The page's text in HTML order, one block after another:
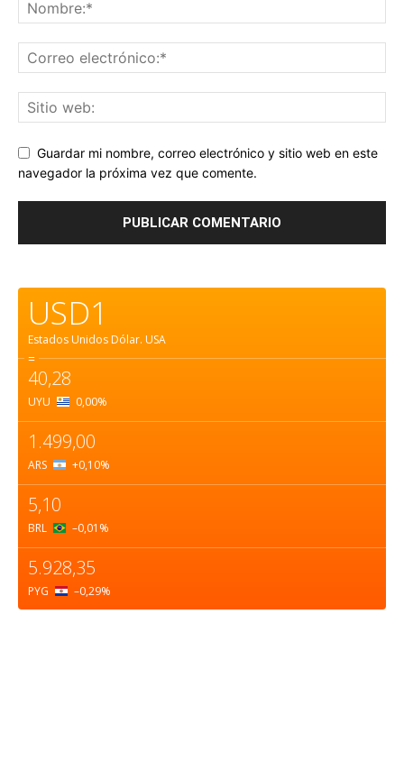
Guardar mi nombre, correo electrónico y sitio web en este
navegador la próxima vez que comente.
USD1
Estados Unidos Dólar. USA
=
40,28
UYU 0,00%
1.499,00
ARS +0,10%
5,10
BRL –0,01 %
5.928,35
PYG –0,29%